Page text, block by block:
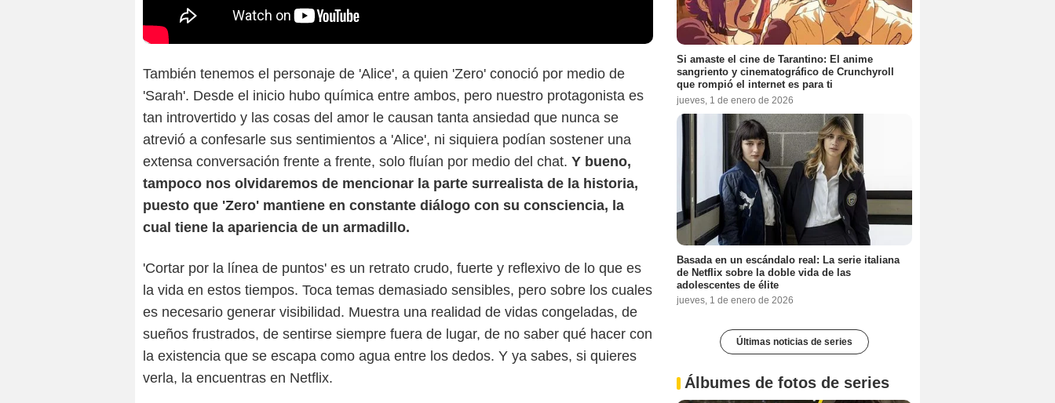
También tenemos el personaje de 'Alice', a quien 'Zero' conoció por medio de
'Sarah'. Desde el inicio hubo química entre ambos, pero nuestro protagonista es
tan introvertido y las cosas del amor le causan tanta ansiedad que nunca se
atrevió a confesarle sus sentimientos a 'Alice', ni siquiera podían sostener una
extensa conversación frente a frente, solo fluían por medio del chat. Y bueno,
tampoco nos olvidaremos de mencionar la parte surrealista de la historia,
puesto que 'Zero' mantiene en constante diálogo con su consciencia, la
cual tiene la apariencia de un armadillo.
'Cortar por la línea de puntos' es un retrato crudo, fuerte y reflexivo de lo que es
la vida en estos tiempos. Toca temas demasiado sensibles, pero sobre los cuales
es necesario generar visibilidad. Muestra una realidad de vidas congeladas, de
sueños frustrados, de sentirse siempre fuera de lugar, de no saber qué hacer con
la existencia que se escapa como agua entre los dedos. Y ya sabes, si quieres
verla, la encuentras en Netflix.
Si amaste el cine de Tarantino: El anime
sangriento y cinematográfico de Crunchyroll
que rompió el internet es para ti
jueves, 1 de enero de 2026
Basada en un escándalo real: La serie italiana
de Netflix sobre la doble vida de las
adolescentes de élite
jueves, 1 de enero de 2026
Últimas noticias de series
Álbumes de fotos de series